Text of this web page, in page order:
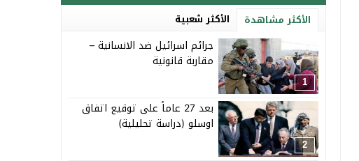
الأكثر مشاهدة الأكثر شعبية
1
جرائم اسرائيل ضد الانسانية –
مقاربة قانونية
2
بعد 27 عاماً على توقيع اتفاق
اوسلو (دراسة تحليلية)